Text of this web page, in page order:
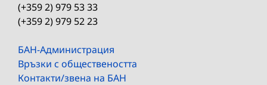
(+359 2) 979 53 33
(+359 2) 979 52 23
БАН-Администрация
Връзки с обществеността
Контакти/звена на БАН